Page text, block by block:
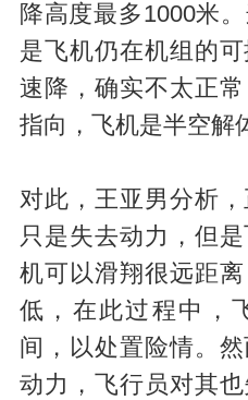
降高度最多1000米
是飞机仍在机组的
速降，确实不太正
指向，飞机是半空解
对此，王亚男分析
只是失去动力，但
机可以滑翔很远距
低，在此过程中，
间，以处置险情。
动力，飞行员对其